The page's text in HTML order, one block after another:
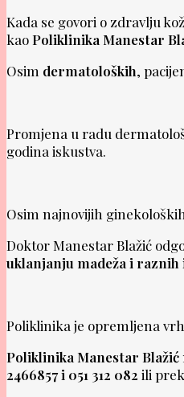
Kada se govori o zdravlju
kaoPoliklinika Manestar
Osim dermatoloških,
Promjena u radu
godina iskustva.
Osim najnovijih
Doktor Manestar Blažić
uklanjanju madeža i
Poliklinika je opremljena
Poliklinika Manestar Blažić
2466857 i 051 312 082 ili